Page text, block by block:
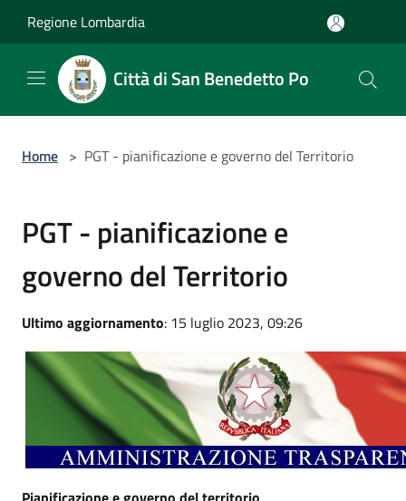
Regione Lombardia
Città di San Benedetto Po
Home > PGT - pianificazione e governo del Territorio
PGT - pianificazione e
governo del Territorio
Ultimo aggiornamento: 15 luglio 2023, 09:26